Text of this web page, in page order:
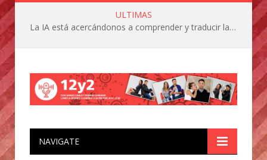
ULTIMAS
La IA está acercándonos a comprender y traducir las vocalizaciones y comportamientos de nuestras mascotas
NAVIGATE